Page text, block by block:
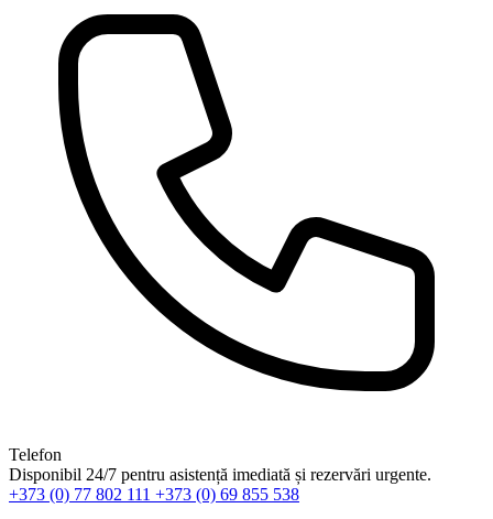
Telefon
Disponibil 24/7 pentru asistență imediată și rezervări urgente.
+373 (0) 77 802 111 +373 (0) 69 855 538